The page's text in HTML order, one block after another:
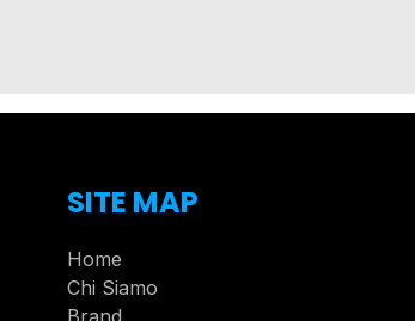
SITE MAP
Home
Chi Siamo
Brand